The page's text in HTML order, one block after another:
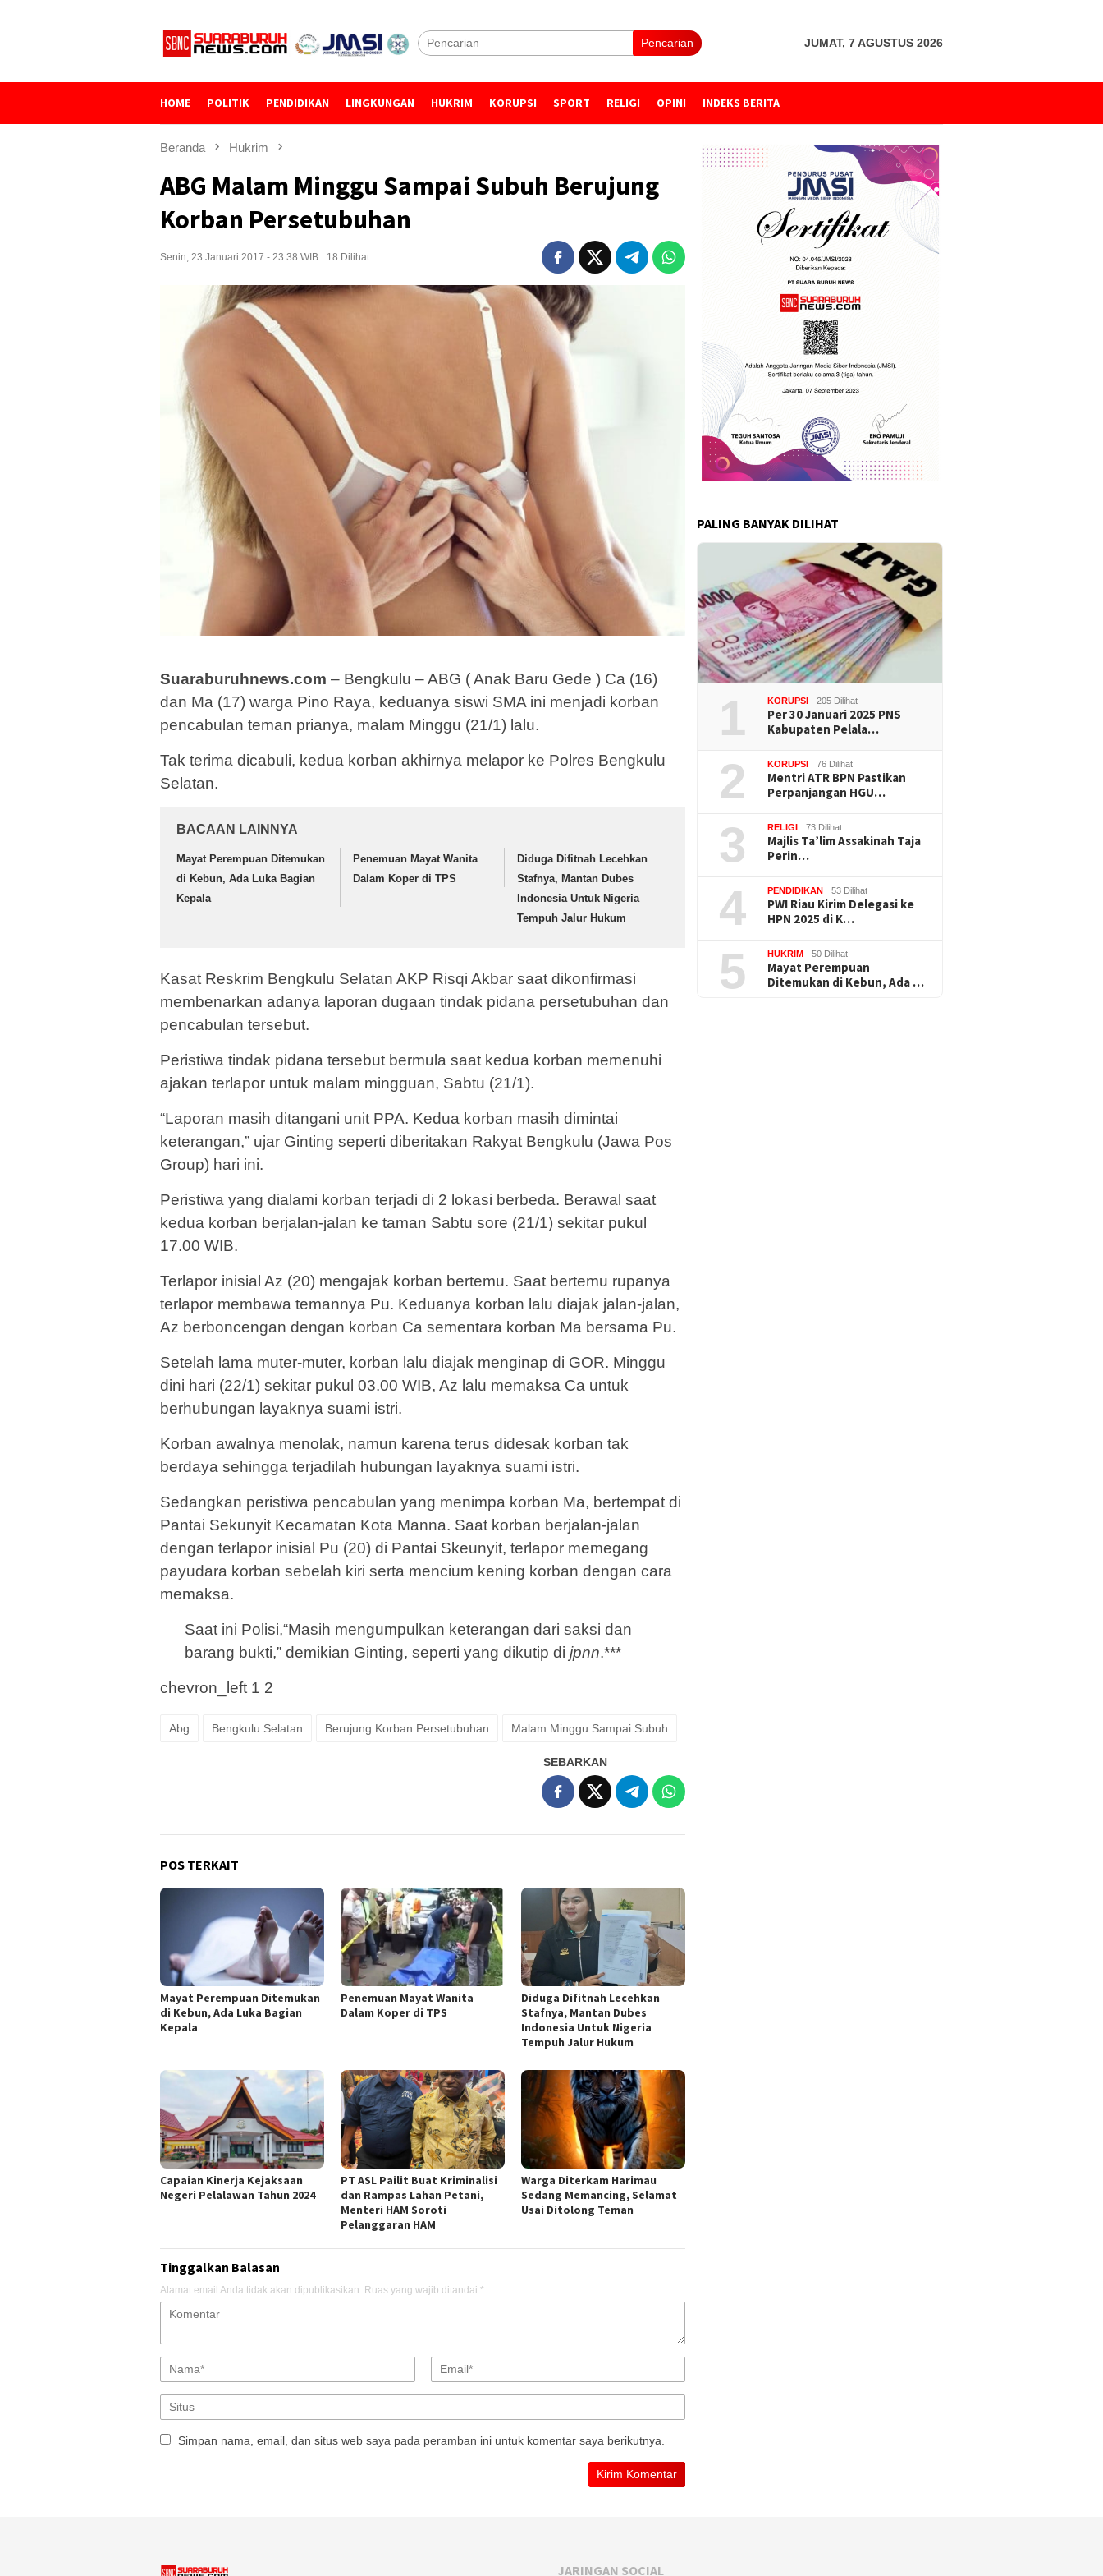
Pencarian JUMAT, 7 AGUSTUS 2026
HOME POLITIK PENDIDIKAN LINGKUNGAN HUKRIM KORUPSI SPORT RELIGI OPINI INDEKS BERITA
Beranda Hukrim
ABG Malam Minggu Sampai Subuh Berujung
Korban Persetubuhan
Senin, 23 Januari 2017 - 23:38 WIB 18 Dilihat
Suaraburuhnews.com – Bengkulu – ABG ( Anak Baru Gede ) Ca (16)
dan Ma (17) warga Pino Raya, keduanya siswi SMA ini menjadi korban
pencabulan teman prianya, malam Minggu (21/1) lalu.
Tak terima dicabuli, kedua korban akhirnya melapor ke Polres Bengkulu
Selatan.
BACAAN LAINNYA
Mayat Perempuan Ditemukan
di Kebun, Ada Luka Bagian
Kepala
Penemuan Mayat Wanita
Dalam Koper di TPS
Diduga Difitnah Lecehkan
Stafnya, Mantan Dubes
Indonesia Untuk Nigeria
Tempuh Jalur Hukum
Kasat Reskrim Bengkulu Selatan AKP Risqi Akbar saat dikonfirmasi
membenarkan adanya laporan dugaan tindak pidana persetubuhan dan
pencabulan tersebut.
Peristiwa tindak pidana tersebut bermula saat kedua korban memenuhi
ajakan terlapor untuk malam mingguan, Sabtu (21/1).
“Laporan masih ditangani unit PPA. Kedua korban masih dimintai
keterangan,” ujar Ginting seperti diberitakan Rakyat Bengkulu (Jawa Pos
Group) hari ini.
Peristiwa yang dialami korban terjadi di 2 lokasi berbeda. Berawal saat
kedua korban berjalan-jalan ke taman Sabtu sore (21/1) sekitar pukul
17.00 WIB.
Terlapor inisial Az (20) mengajak korban bertemu. Saat bertemu rupanya
terlapor membawa temannya Pu. Keduanya korban lalu diajak jalan-jalan,
Az berboncengan dengan korban Ca sementara korban Ma bersama Pu.
Setelah lama muter-muter, korban lalu diajak menginap di GOR. Minggu
dini hari (22/1) sekitar pukul 03.00 WIB, Az lalu memaksa Ca untuk
berhubungan layaknya suami istri.
Korban awalnya menolak, namun karena terus didesak korban tak
berdaya sehingga terjadilah hubungan layaknya suami istri.
Sedangkan peristiwa pencabulan yang menimpa korban Ma, bertempat di
Pantai Sekunyit Kecamatan Kota Manna. Saat korban berjalan-jalan
dengan terlapor inisial Pu (20) di Pantai Skeunyit, terlapor memegang
payudara korban sebelah kiri serta mencium kening korban dengan cara
memaksa.
Saat ini Polisi,“Masih mengumpulkan keterangan dari saksi dan
barang bukti,” demikian Ginting, seperti yang dikutip di jpnn.***
chevron_left 1 2
Abg Bengkulu Selatan Berujung Korban Persetubuhan Malam Minggu Sampai Subuh
SEBARKAN
POS TERKAIT
Mayat Perempuan Ditemukan
di Kebun, Ada Luka Bagian
Kepala
Penemuan Mayat Wanita
Dalam Koper di TPS
Diduga Difitnah Lecehkan
Stafnya, Mantan Dubes
Indonesia Untuk Nigeria
Tempuh Jalur Hukum
Capaian Kinerja Kejaksaan
Negeri Pelalawan Tahun 2024
PT ASL Pailit Buat Kriminalisi
dan Rampas Lahan Petani,
Menteri HAM Soroti
Pelanggaran HAM
Warga Diterkam Harimau
Sedang Memancing, Selamat
Usai Ditolong Teman
Tinggalkan Balasan
Alamat email Anda tidak akan dipublikasikan. Ruas yang wajib ditandai *
Simpan nama, email, dan situs web saya pada peramban ini untuk komentar saya berikutnya.
PALING BANYAK DILIHAT
1 KORUPSI 205 Dilihat
Per 30 Januari 2025 PNS
Kabupaten Pelala…
2 KORUPSI 76 Dilihat
Mentri ATR BPN Pastikan
Perpanjangan HGU…
3 RELIGI 73 Dilihat
Majlis Ta’lim Assakinah Taja
Perin…
4 PENDIDIKAN 53 Dilihat
PWI Riau Kirim Delegasi ke
HPN 2025 di K…
5 HUKRIM 50 Dilihat
Mayat Perempuan
Ditemukan di Kebun, Ada …
JARINGAN SOCIAL